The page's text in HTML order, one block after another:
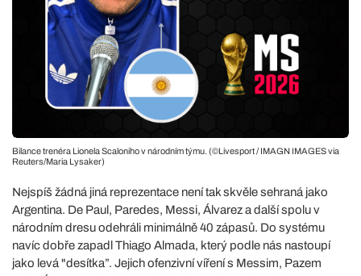
Bilance trenéra Lionela Scaloniho v národním týmu. (©Livesport / IMAGN IMAGES via
Reuters/Maria Lysaker)
Nejspíš žádná jiná reprezentace není tak skvěle sehraná jako
Argentina. De Paul, Paredes, Messi, Álvarez a další spolu v
národním dresu odehráli minimálně 40 zápasů. Do systému
navíc dobře zapadl Thiago Almada, který podle nás nastoupí
jako levá "desítka”. Jejich ofenzivní víření s Messim, Pazem